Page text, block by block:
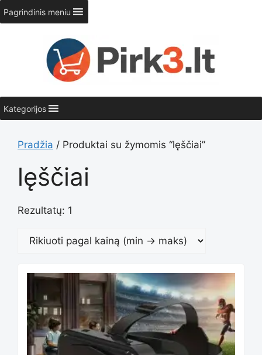
Pereiti
prie
turinio
Pagrindinis meniu
Kategorijos
Pradžia / Produktai su žymomis “lęščiai”
lęščiai
Rezultatų: 1
This
product